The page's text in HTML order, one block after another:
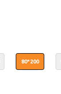
80*200